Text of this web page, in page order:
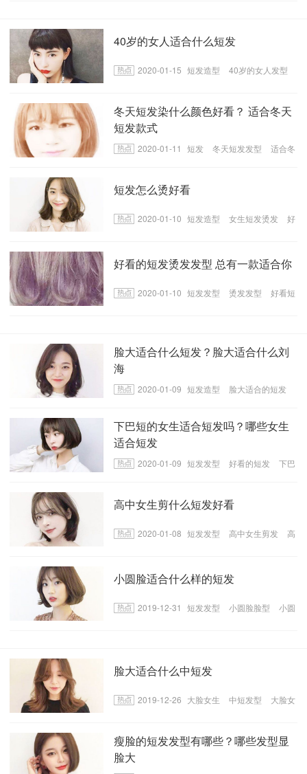
40岁的女人适合什么短发
2020-01-15 短发造型
40岁的女人发型
冬天短发染什么颜色好看？ 适合冬天
短发款式
2020-01-11 短发 冬天短发发型
适合冬
短发怎么烫好看
2020-01-10 短发造型 女生短发烫发
好
好看的短发烫发发型 总有一款适合你
2020-01-10 短发发型 烫发发型
好看短
脸大适合什么短发？脸大适合什么刘
海
2020-01-09 短发造型
脸大适合的短发
下巴短的女生适合短发吗？哪些女生
适合短发
2020-01-09 短发发型 好看的短发
下巴
高中女生剪什么短发好看
2020-01-08 短发发型 高中女生剪发
高
小圆脸适合什么样的短发
2019-12-31 短发发型 小圆脸脸型
小圆
脸大适合什么中短发
2019-12-26 大脸女生 中短发型
大脸女
瘦脸的短发发型有哪些？哪些发型显
脸大